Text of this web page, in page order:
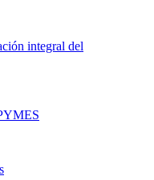
integral del